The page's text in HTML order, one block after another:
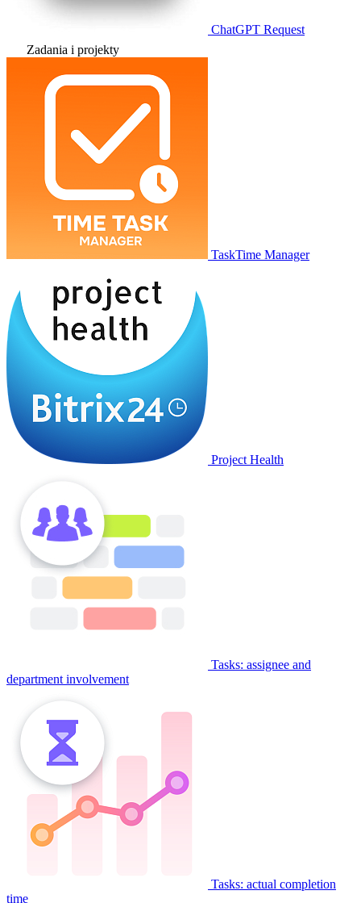
ChatGPT Request
Zadania i projekty
TaskTime Manager
Project Health
Tasks: assignee and
department involvement
Tasks: actual completion
time